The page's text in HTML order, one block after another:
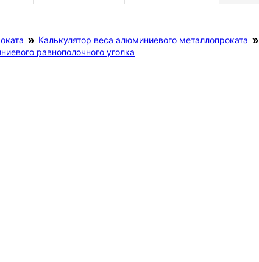
Калькулятор веса алюминиевого металлопроката
равнополочного уголка